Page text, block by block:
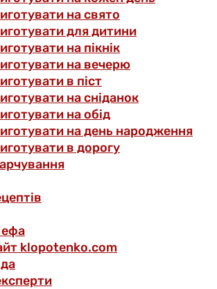
на свято
для дитини
на пікнік
на вечерю
в піст
на сніданок
на обід
на день народження
в дорогу
klopotenko.com